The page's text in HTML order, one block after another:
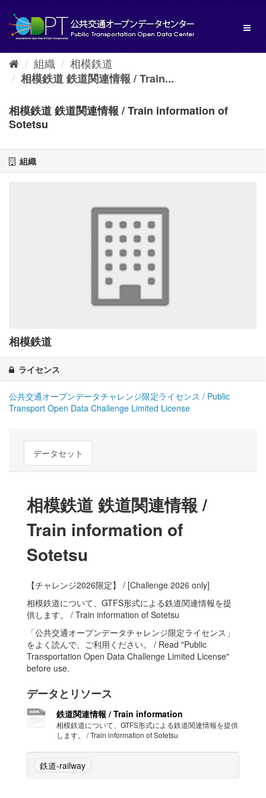
し
組織
相模鉄道
相模鉄道 鉄道関連情報 / Train...
相模鉄道 鉄道関連情報 / Train information of
Sotetsu
組織
相模鉄道
ライセンス
公共交通オープンデータチャレンジ限定ライセンス / Public
Transport Open Data Challenge Limited License
データセット
相模鉄道 鉄道関連情報 /
Train information of
Sotetsu
【チャレンジ2026限定】 / [Challenge 2026 only]
相模鉄道について、GTFS形式による鉄道関連情報を提
供します。 / Train information of Sotetsu
「公共交通オープンデータチャレンジ限定ライセンス」
をよく読んで、ご利用ください。 / Read "Public
Transportation Open Data Challenge Limited License"
before use.
データとリソース
鉄道関連情報 / Train information
相模鉄道について、GTFS形式による鉄道関連情報を提供
します。 / Train information of Sotetsu
鉄道-railway